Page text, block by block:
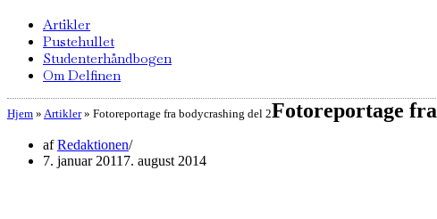
Artikler
Pustehullet
Studenterhåndbogen
Om Delfinen
Hjem » Artikler» Fotoreportage fra bodycrashing del 2Fotoreportage
afRedaktionen
7. januar 2011 7. august 2014